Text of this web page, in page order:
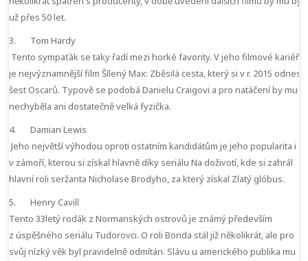
už přes 50 let.
3. Tom Hardy
Tento sympaťák se taky řadí mezi horké favority. V jeho filmové kariéře
je nejvýznamnější film Šílený Max: Zběsilá cesta, který si v r. 2015 odnesl
šest Oscarů. Typově se podobá Danielu Craigovi a pro natáčení by mu
nechyběla ani dostatečně velká fyzička.
4. Damian Lewis
Jeho největší výhodou oproti ostatním kandidátům je jeho popularita i
v zámoří, kterou si získal hlavně díky seriálu Na doživotí, kde si zahrál
hlavní roli seržanta Nicholase Brodyho, za který získal Zlatý glóbus.
5. Henry Cavill
Tento 33letý rodák z Normanských ostrovů je známý především
z úspěšného seriálu Tudorovci. O roli Bonda stál již několikrát, ale pro
svůj nízký věk byl pravidelně odmítán. Slávu u amerického publika mu